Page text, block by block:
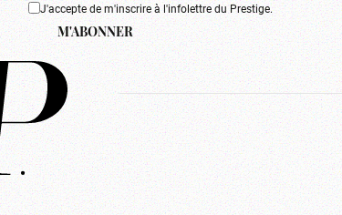
J'accepte de m'inscrire à l'infolettre du Prestige.
M'ABONNER